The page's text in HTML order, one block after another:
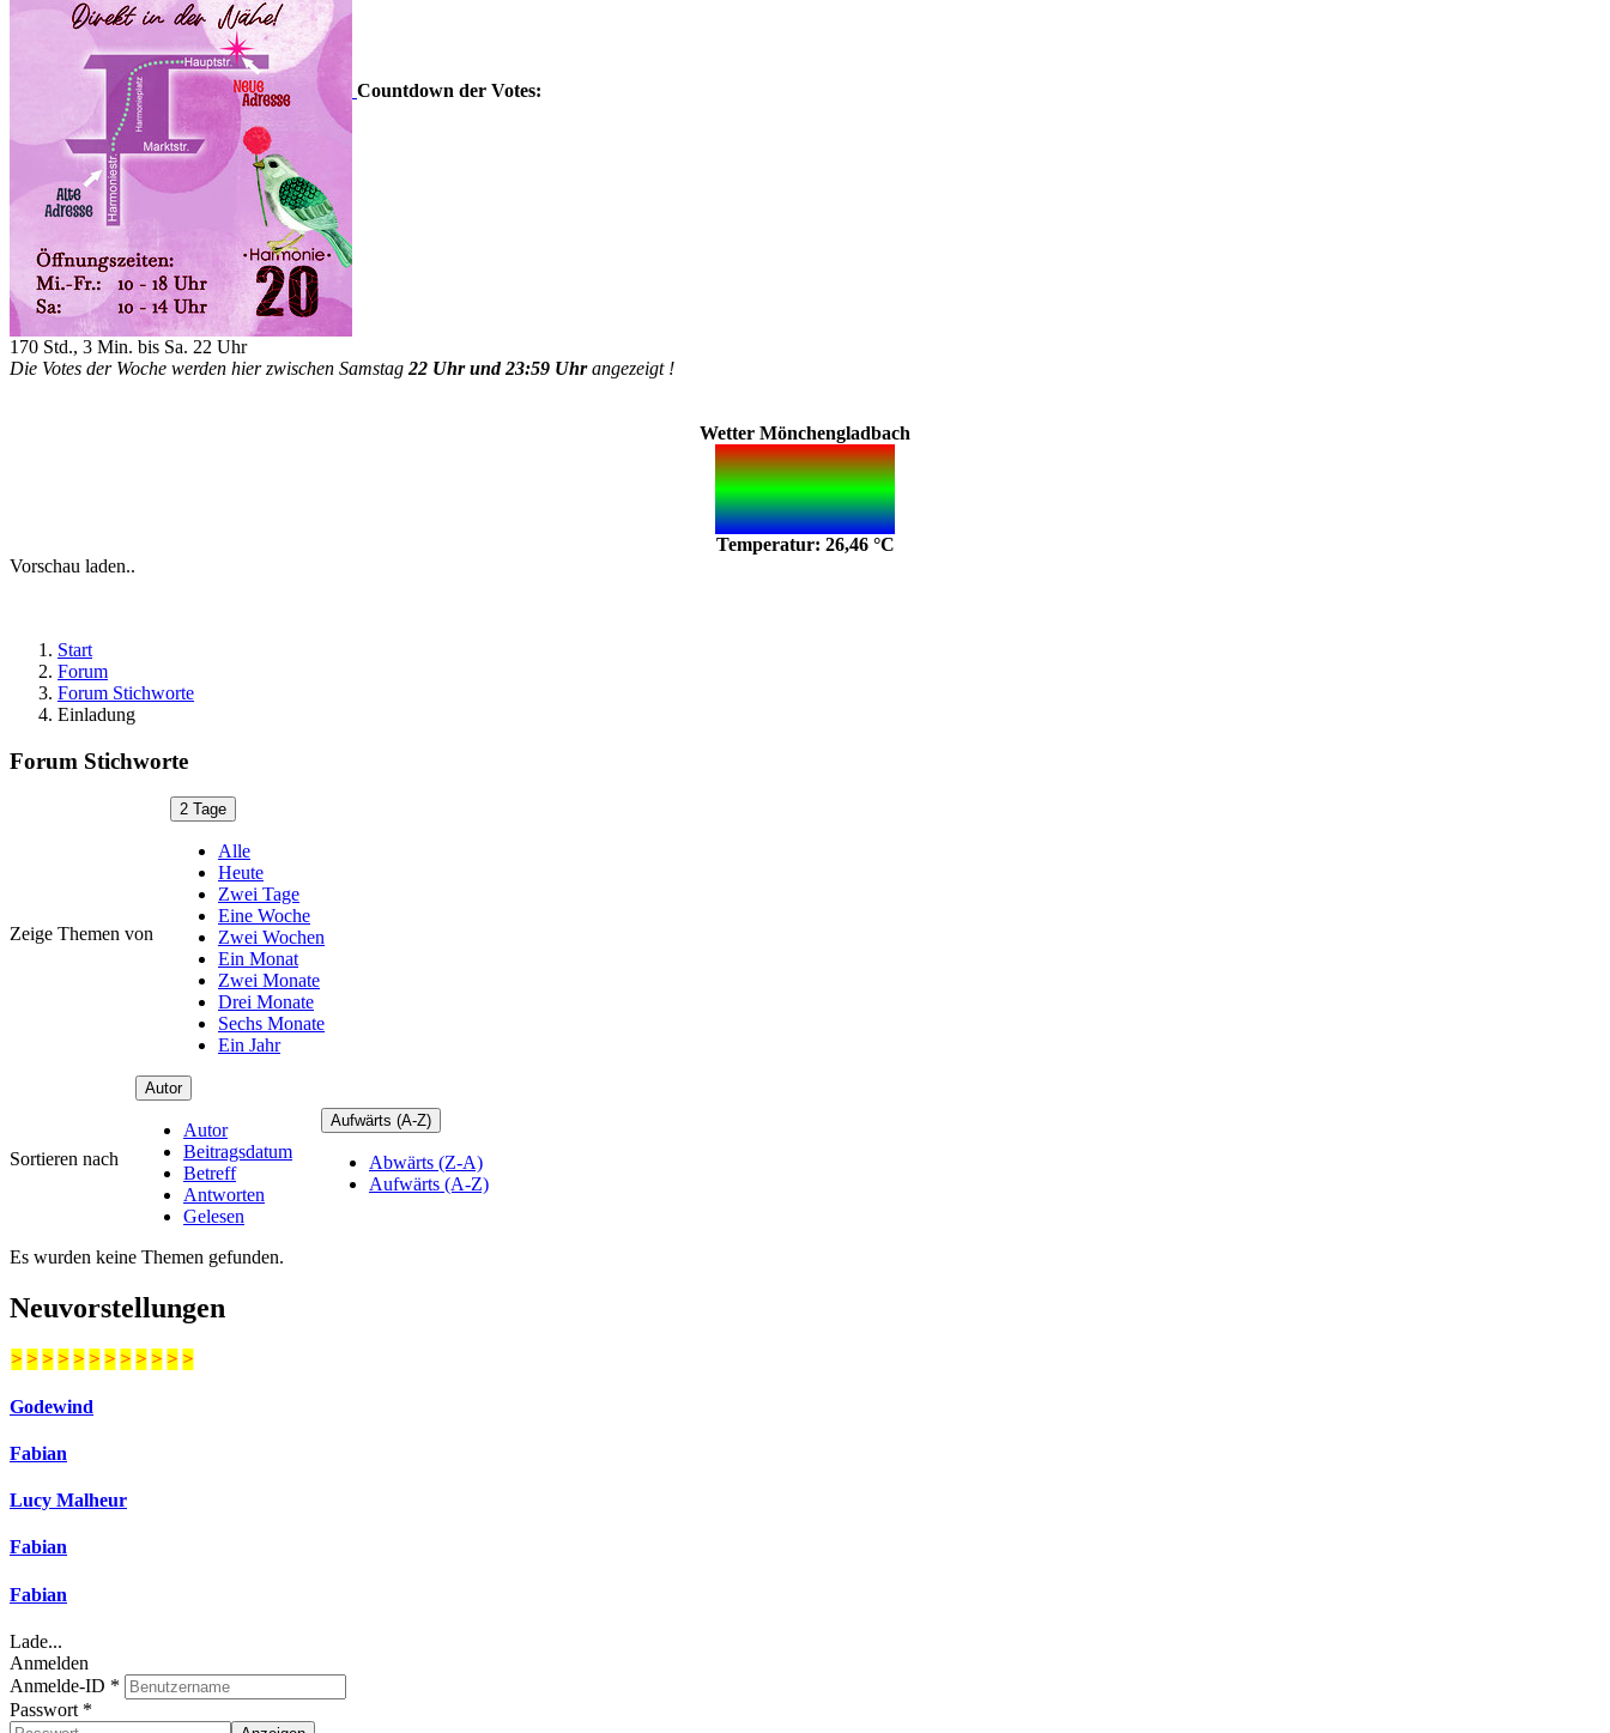
Countdown der Votes:
170 Std., 3 Min. bis Sa. 22 Uhr
Die Votes der Woche werden hier zwischen Samstag 22 Uhr und 23:59 Uhrangezeigt !
Wetter Mönchengladbach
Temperatur: 26,46 °C
Vorschau laden..
Start
Forum
Forum Stichworte
Einladung
Forum Stichworte
Zeige Themen von
2 Tage
Alle
Heute
Zwei Tage
Eine Woche
Zwei Wochen
Ein Monat
Zwei Monate
Drei Monate
Sechs Monate
Ein Jahr
Sortieren nach
Autor
Autor
Beitragsdatum
Betreff
Antworten
Gelesen
Aufwärts (A-Z)
Abwärts (Z-A)
Aufwärts (A-Z)
Es wurden keine Themen gefunden.
Neuvorstellungen
> > > > > > > > > > > >
Godewind
Fabian
Lucy Malheur
Fabian
Fabian
Lade...
Anmelden
Anmelde-ID *
Passwort *